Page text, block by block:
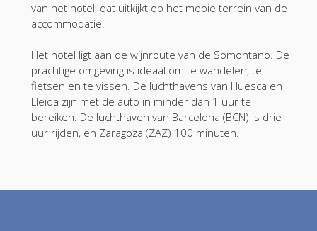
van het hotel, dat uitkijkt op het mooie terrein van de
accommodatie.
Het hotel ligt aan de wijnroute van de Somontano. De
prachtige omgeving is ideaal om te wandelen, te
fietsen en te vissen. De luchthavens van Huesca en
Lleida zijn met de auto in minder dan 1 uur te
bereiken. De luchthaven van Barcelona (BCN) is drie
uur rijden, en Zaragoza (ZAZ) 100 minuten.